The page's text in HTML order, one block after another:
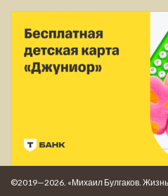
©2019—2026. «Михаил Булгаков. Жизнь